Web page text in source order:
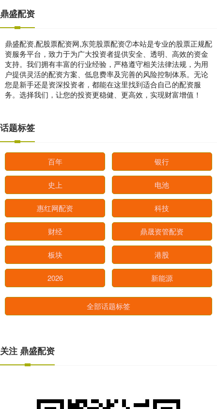
鼎盛配资
鼎盛配资,配股票配资网,东莞股票配资⑦本站是专业的股票正规配
资服务平台，致力于为广大投资者提供安全、透明、高效的资金
支持。我们拥有丰富的行业经验，严格遵守相关法律法规，为用
户提供灵活的配资方案、低息费率及完善的风险控制体系。无论
您是新手还是资深投资者，都能在这里找到适合自己的配资服
务。选择我们，让您的投资更稳健、更高效，实现财富增值！
话题标签
百年 银行
史上 电池
惠红网配资 科技
财经 鼎晟资管配资
板块 港股
2026 新能源
全部话题标签
关注 鼎盛配资